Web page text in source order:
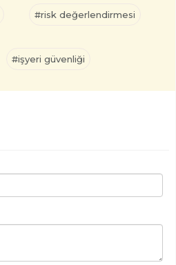
#risk değerlendirmesi
#işyeri güvenliği